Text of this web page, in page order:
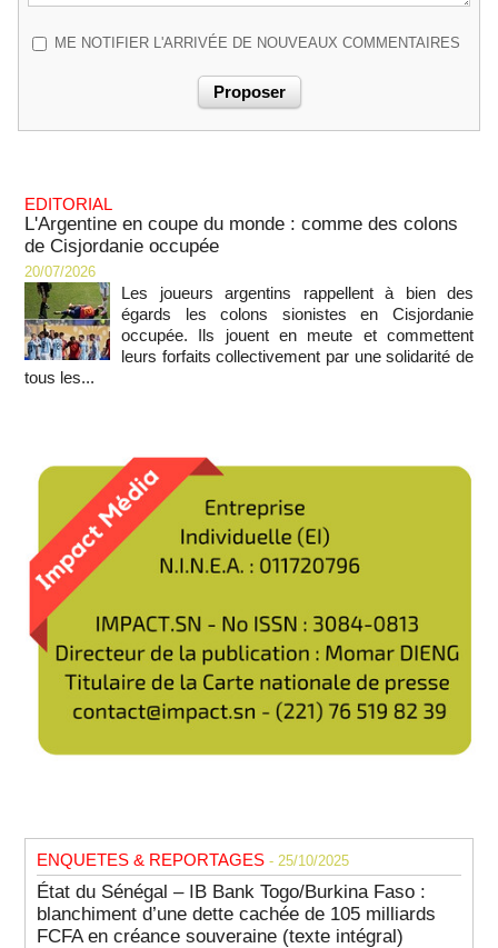
ME NOTIFIER L'ARRIVÉE DE NOUVEAUX COMMENTAIRES
EDITORIAL
L'Argentine en coupe du monde : comme des colons
de Cisjordanie occupée
20/07/2026
Les joueurs argentins rappellent à bien des
égards les colons sionistes en Cisjordanie
occupée. Ils jouent en meute et commettent
leurs forfaits collectivement par une solidarité de
tous les...
ENQUETES & REPORTAGES - 25/10/2025
État du Sénégal – IB Bank Togo/Burkina Faso :
blanchiment d’une dette cachée de 105 milliards
FCFA en créance souveraine (texte intégral)